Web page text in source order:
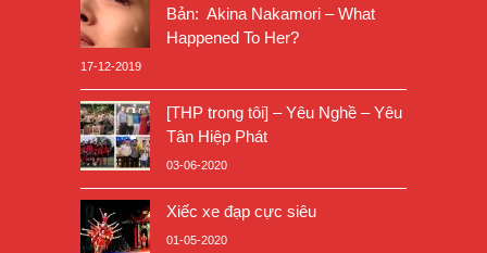
Bản: Akina Nakamori – What
Happened To Her?
17-12-2019
[THP trong tôi] – Yêu Nghề – Yêu
Tân Hiệp Phát
03-06-2020
Xiếc xe đạp cực siêu
01-05-2020